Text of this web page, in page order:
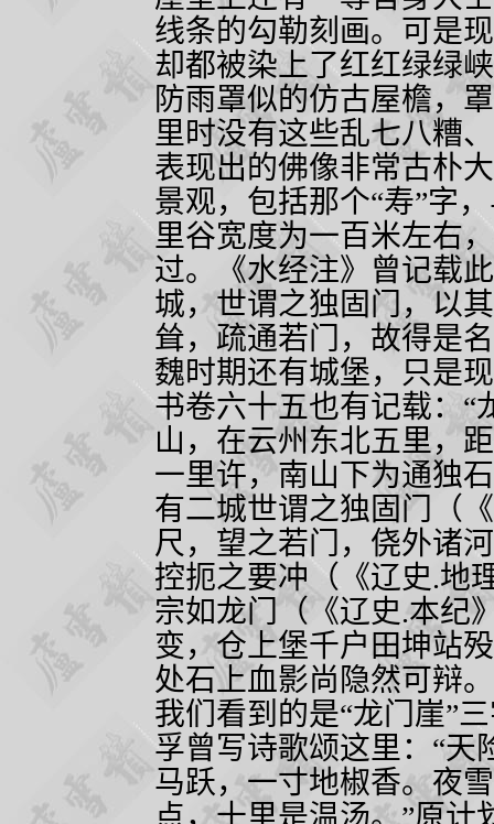
线条的勾勒刻画。可是
却都被染上了红红绿绿
防雨罩似的仿古屋檐，
里时没有这些乱七八糟
表现出的佛像非常古朴
景观，包括那个“寿”字
里谷宽度为一百米左右
过。《水经注》曾记载
城，世谓之独固门，以
耸，疏通若门，故得是
魏时期还有城堡，只是
书卷六十五也有记载：“
山，在云州东北五里，
一里许，南山下为通独
有二城世谓之独固门（
尺，望之若门，侥外诸
控扼之要冲（《辽史.地
宗如龙门（《辽史.本纪
变，仓上堡千户田坤站
处石上血影尚隐然可辩
我们看到的是“龙门崖”
孚曾写诗歌颂这里：“天
马跃，一寸地椒香。夜
点，十里是温汤。”原